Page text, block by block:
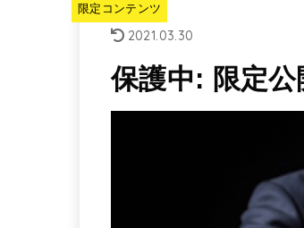
限定コンテンツ
2021.03.30
保護中: 限定公